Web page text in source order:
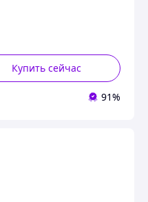
Купить сейчас
91%